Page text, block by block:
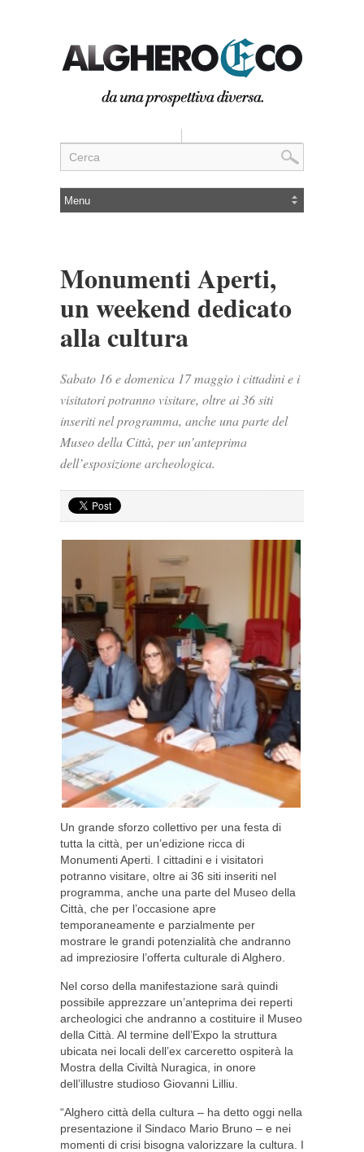
Monumenti Aperti,
un weekend dedicato
alla cultura
Sabato 16 e domenica 17 maggio i cittadini e i
visitatori potranno visitare, oltre ai 36 siti
inseriti nel programma, anche una parte del
Museo della Città, per un’anteprima
dell’esposizione archeologica.
Un grande sforzo collettivo per una festa di
tutta la città, per un’edizione ricca di
Monumenti Aperti. I cittadini e i visitatori
potranno visitare, oltre ai 36 siti inseriti nel
programma, anche una parte del Museo della
Città, che per l’occasione apre
temporaneamente e parzialmente per
mostrare le grandi potenzialità che andranno
ad impreziosire l’offerta culturale di Alghero.
Nel corso della manifestazione sarà quindi
possibile apprezzare un’anteprima dei reperti
archeologici che andranno a costituire il Museo
della Città. Al termine dell’Expo la struttura
ubicata nei locali dell’ex carceretto ospiterà la
Mostra della Civiltà Nuragica, in onore
dell’illustre studioso Giovanni Lilliu.
“Alghero città della cultura – ha detto oggi nella
presentazione il Sindaco Mario Bruno – e nei
momenti di crisi bisogna valorizzare la cultura. I